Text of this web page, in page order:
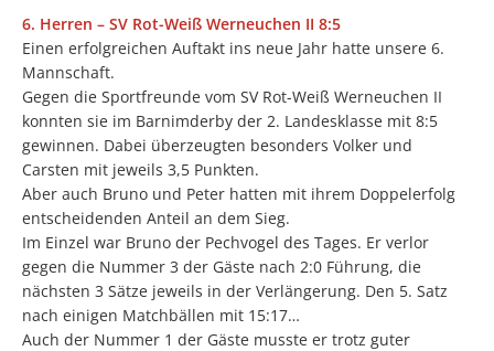
6. Herren – SV Rot-Weiß Werneuchen II 8:5
Einen erfolgreichen Auftakt ins neue Jahr hatte unsere 6.
Mannschaft.
Gegen die Sportfreunde vom SV Rot-Weiß Werneuchen II
konnten sie im Barnimderby der 2. Landesklasse mit 8:5
gewinnen. Dabei überzeugten besonders Volker und
Carsten mit jeweils 3,5 Punkten.
Aber auch Bruno und Peter hatten mit ihrem Doppelerfolg
entscheidenden Anteil an dem Sieg.
Im Einzel war Bruno der Pechvogel des Tages. Er verlor
gegen die Nummer 3 der Gäste nach 2:0 Führung, die
nächsten 3 Sätze jeweils in der Verlängerung. Den 5. Satz
nach einigen Matchbällen mit 15:17…
Auch der Nummer 1 der Gäste musste er trotz guter